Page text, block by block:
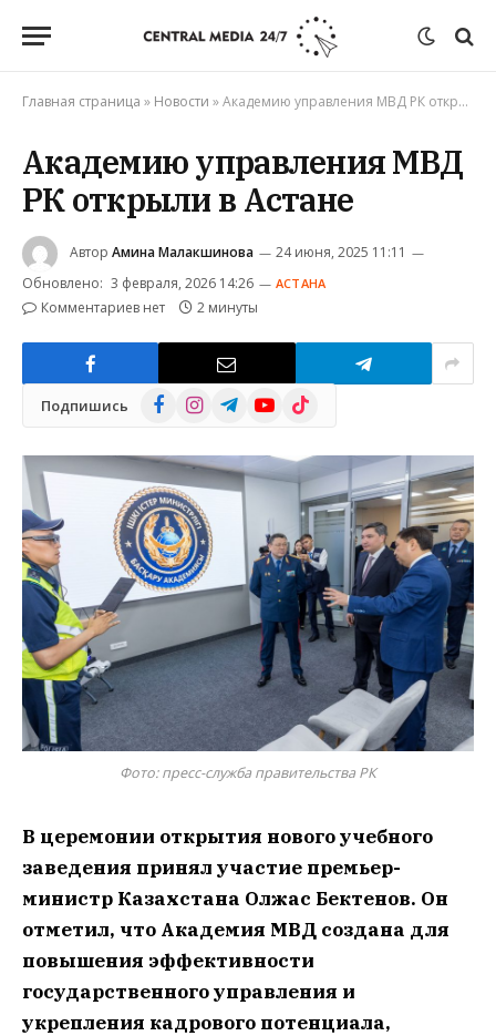
Главная страница » Новости »Академию управления МВД РК открыли в Астане
Академию управления МВД
РК открыли в Астане
Автор Амина Малакшинова
24 июня, 2025 11:11
Обновлено: 3 февраля, 2026 14:26 АСТАНА
Комментариев нет 2 минуты
Подпишись FacebookInstagramTelegramYouTube
TikTok
Фото: пресс-служба правительства РК
В церемонии открытия нового учебного
заведения принял участие премьер-
министр Казахстана Олжас Бектенов. Он
отметил, что Академия МВД создана для
повышения эффективности
государственного управления и
укрепления кадрового потенциала,